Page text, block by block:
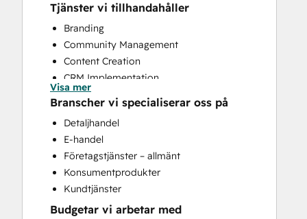
Tjänster vi tillhandahåller
Branding
Community Management
Content Creation
CRM Implementation
Email Marketing
Full Inbound Marketing Services
Knowledge Base Development
Paid Advertising
Programmable Automation
Search Engine Optimization
Social Media
Video Production
Visa mer
Branscher vi specialiserar oss på
Detaljhandel
E-handel
Företagstjänster – allmänt
Konsumentprodukter
Kundtjänster
Budgetar vi arbetar med